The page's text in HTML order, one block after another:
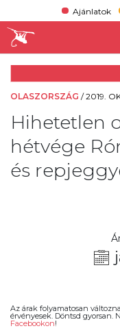
Ajánlatok
OLASZORSZÁG /2019.
Hihetetlen
hétvége
és
Az árak folyamatosan
érvényesek. Döntsd gyorsan.
Facebookon!